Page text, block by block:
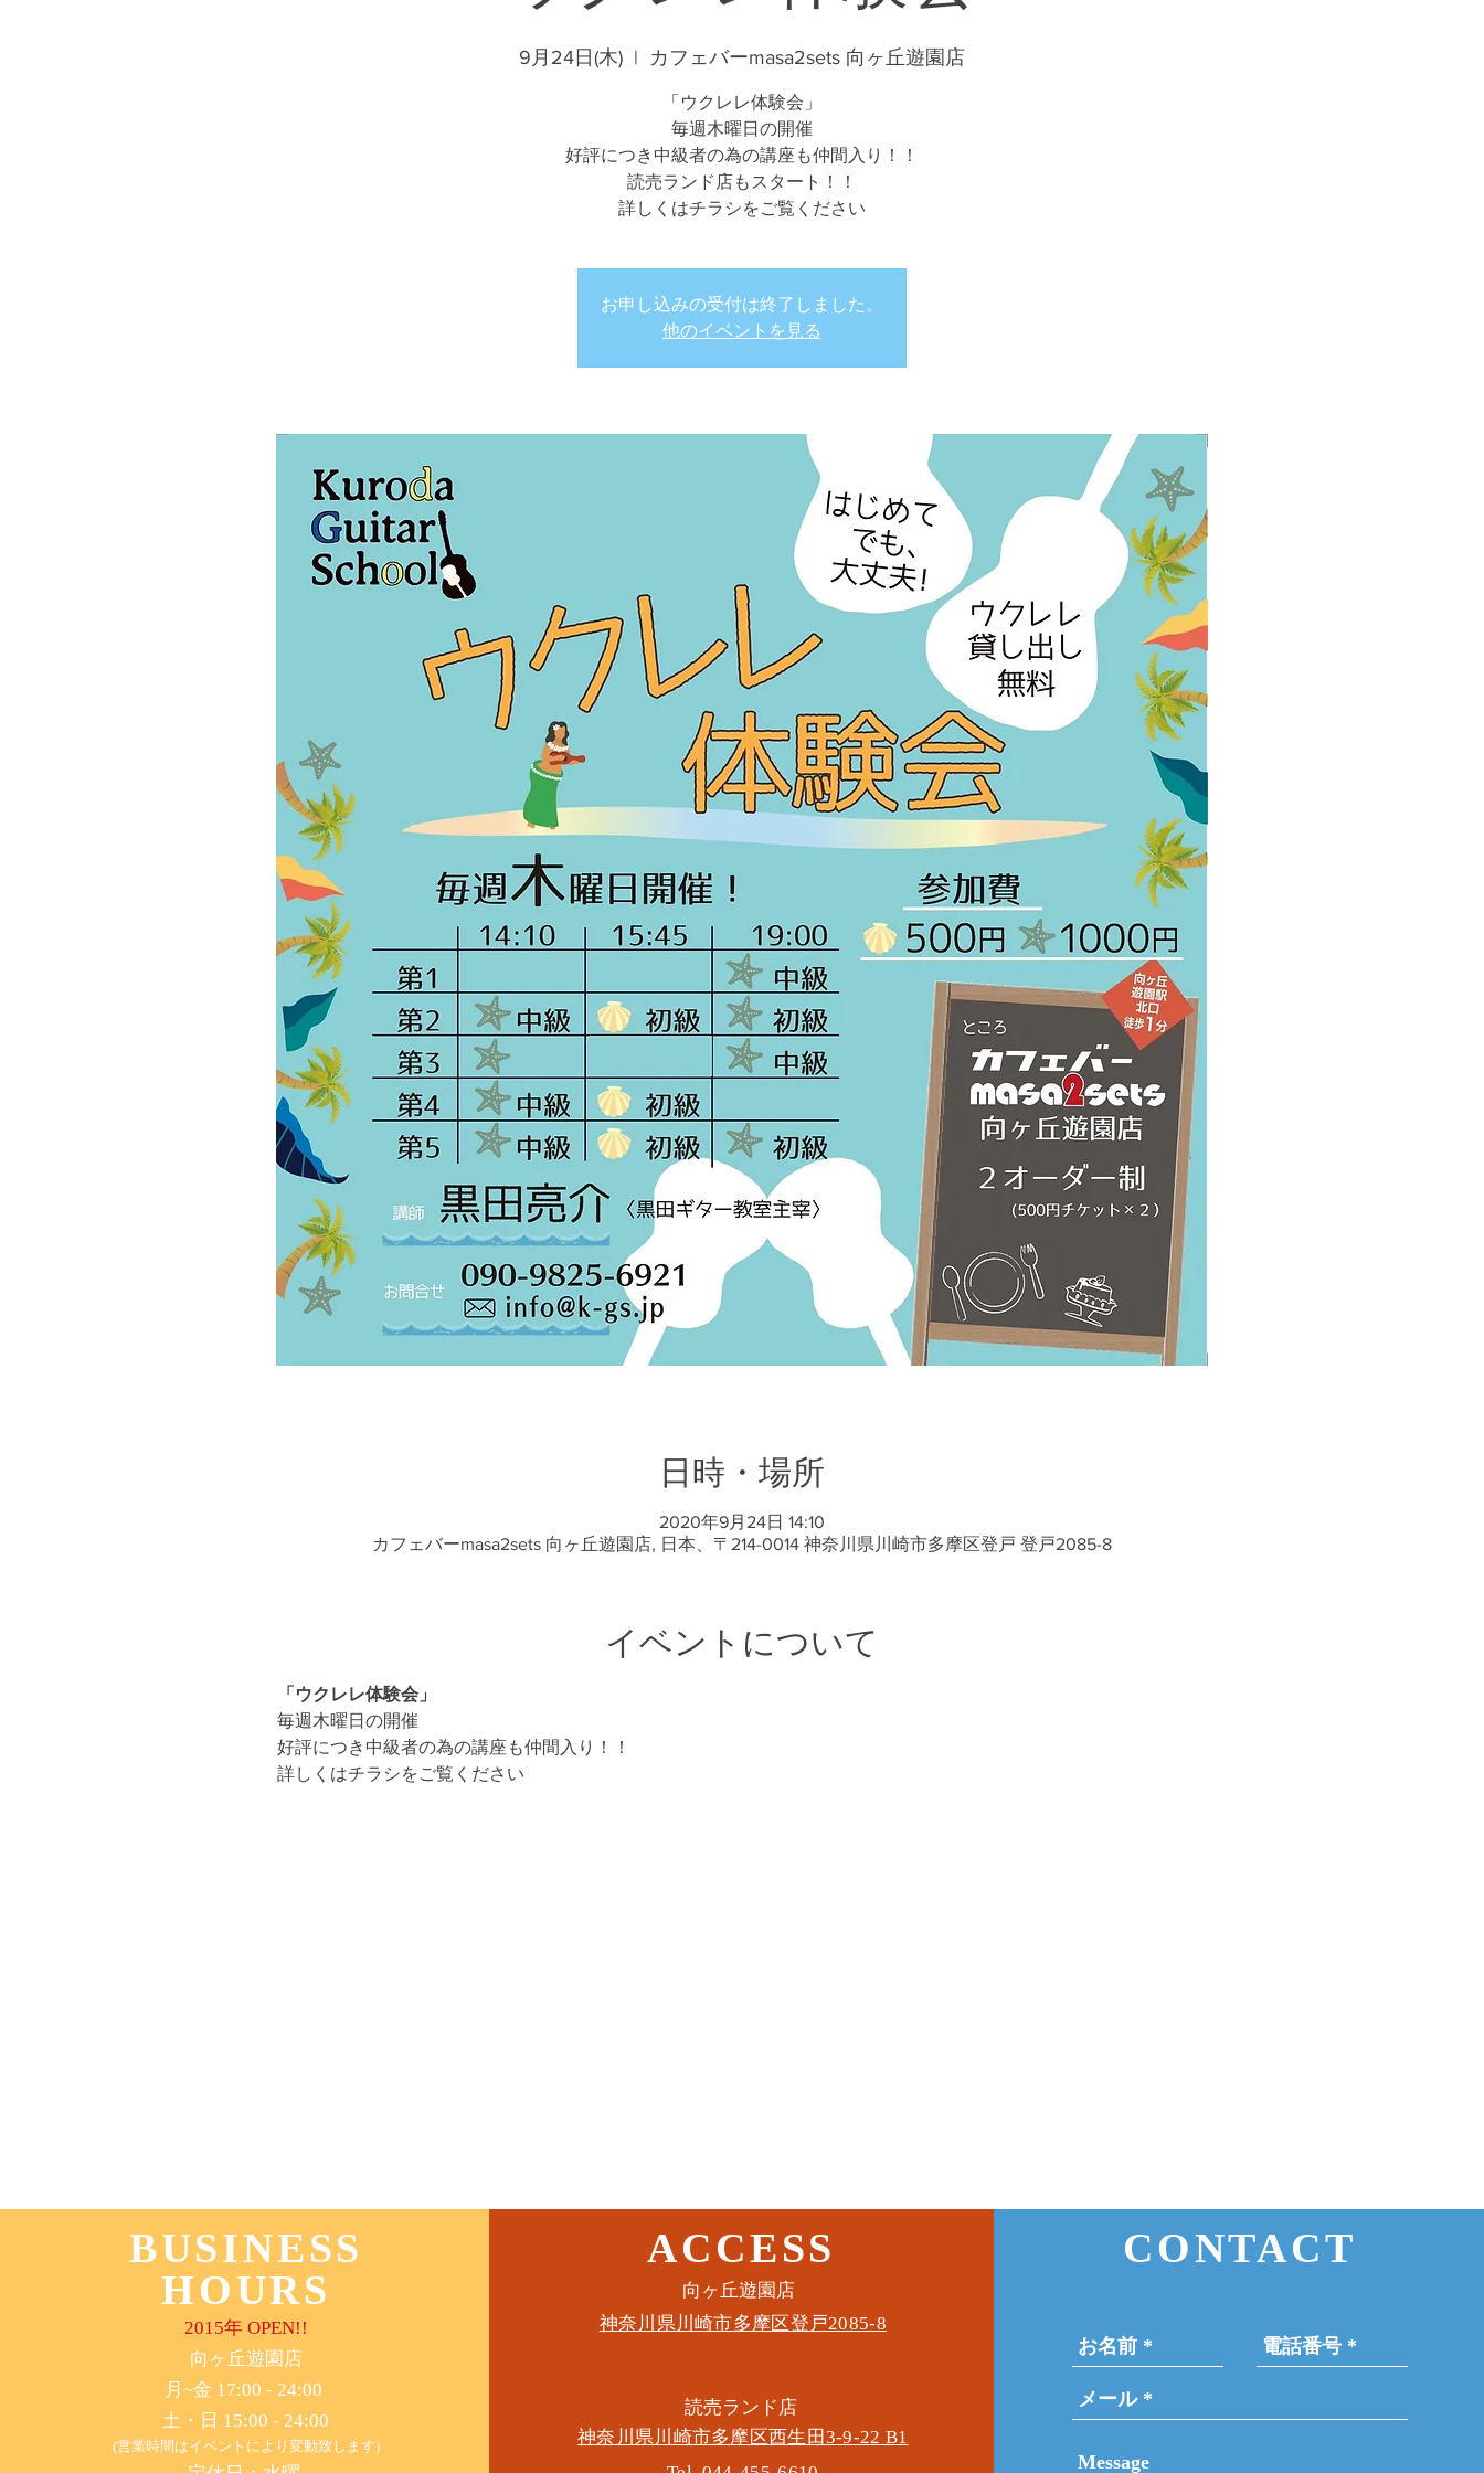
9月24日(木)
  |
カフェバーmasa2sets 向ヶ丘遊園店
「ウクレレ体験会」
毎週木曜日の開催
好評につき中級者の為の講座も仲間入り！！
読売ランド店もスタート！！
詳しくはチラシをご覧ください
お申し込みの受付は終了しました。
他のイベントを見る
日時・場所
2020年9月24日 14:10
カフェバーmasa2sets 向ヶ丘遊園店, 日本、〒214-0014 神奈川県川崎市多摩区登戸 登戸2085-8
イベントについて
「ウクレレ体験会」
毎週木曜日の開催
好評につき中級者の為の講座も仲間入り！！
詳しくはチラシをご覧ください
このイベントをシェア
BUSINESS
HOURS
2015年 OPEN!!
​向ヶ丘遊園店
月~金 17:00 - 24:00
土・日 15:00 - 24:00
(営業時間はイベントにより変動致します)
ACCESS
​向ヶ丘遊園店
神奈川県川崎市多摩区​登戸2085-8
​読売ランド店
神奈川県川崎市多摩区​西生田3-9-22 B1
CONTACT